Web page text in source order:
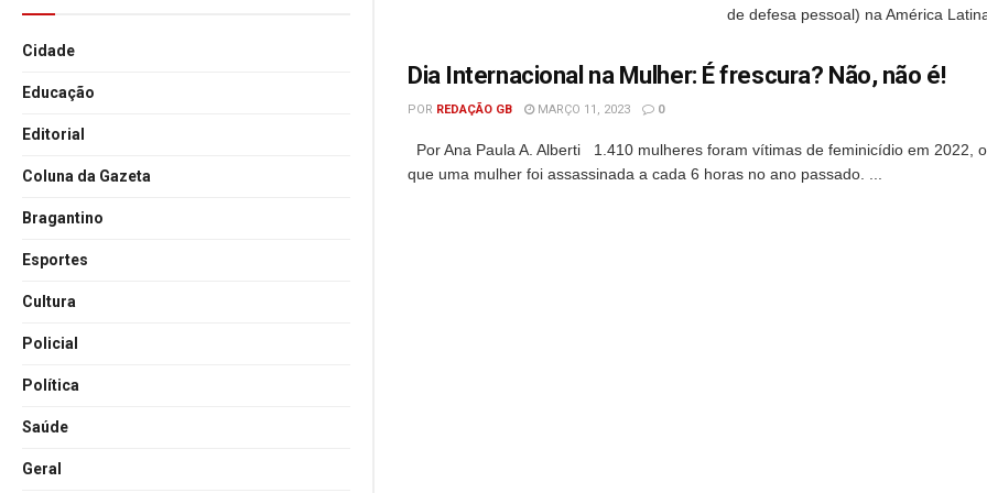
Cidade
Educação
Editorial
Coluna da Gazeta
Bragantino
Esportes
Cultura
Policial
Política
Saúde
Geral
de defesa pessoal) na América
Dia Internacional na Mulher: É frescura? Não, não é!
POR REDAÇÃO GB MARÇO 11, 2023 0
Por Ana Paula A. Alberti 1.410 mulheres foram vítimas de feminicídio em 2022,
que uma mulher foi assassinada a cada 6 horas no ano passado. ...